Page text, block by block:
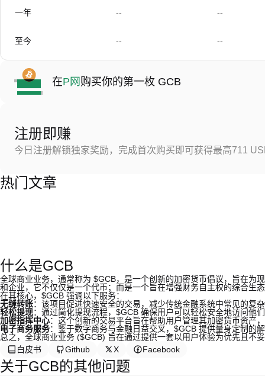
一年 -- --
至今 -- --
在P网 购买你的第一枚 GCB
注册即赚
今日注册解锁独家奖励，完成首次购买即可获得最高711
热门文章
什么是GCB
全球商业业务，通常称为 $GCB，是一个创新的加密货币倡议，旨在为
和企业，它不仅仅是一个代币；而是一个旨在增强财务自主权的综合生
在其核心，$GCB 强调以下服务：
无缝转账：该项目促进快速安全的交易，减少传统金融系统中常见的复
轻松提现：通过简化提现流程，$GCB 确保用户可以轻松安全地访问他
加密指挥中心：这个创新的交易平台旨在帮助用户管理其加密货币资产
电子商务服务：鉴于数字商务与金融日益交叉，$GCB 提供量身定制的
总之，全球商业业务 ($GCB) 旨在通过提供一套以用户体验为优先且不
白皮书
Github X Facebook
关于GCB的其他问题